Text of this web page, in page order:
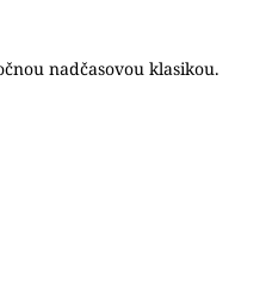
nadčasovou klasikou.